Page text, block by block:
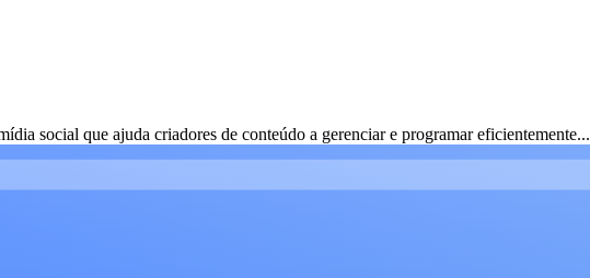
social que ajuda criadores de conteúdo a gerenciar e programar eficientemente...